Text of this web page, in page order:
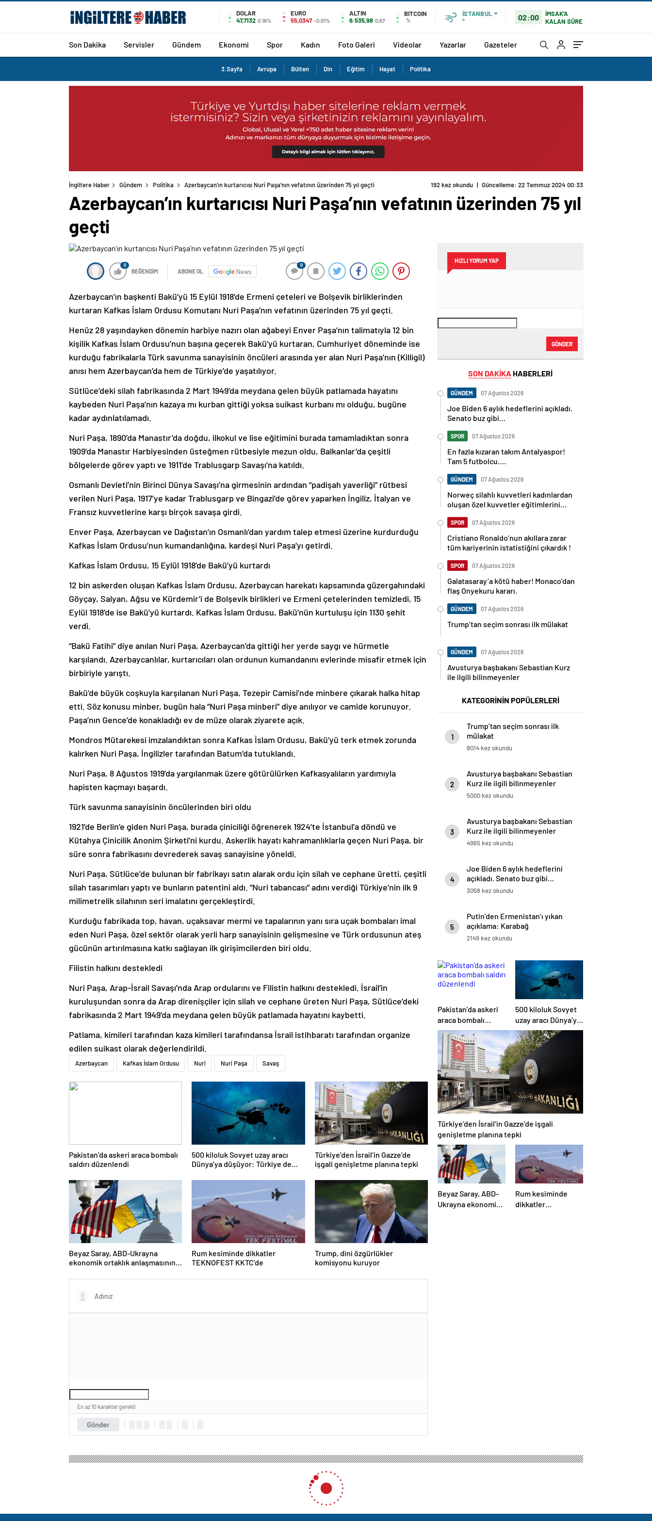
DOLAR
47,7132 0.16%
EURO
55,0347 -0.01%
ALTIN
6.535,98 0,67
BITCOIN
%
İSTANBUL
°
02:00
İMSAK'A
KALAN SÜRE
Son Dakika Servisler Gündem Ekonomi Spor Kadın Foto Galeri Videolar Yazarlar Gazeteler
3.Sayfa Avrupa Bülten Din Eğitim Hayat Politika
İngiltere Haber Gündem Politika Azerbaycan’ın kurtarıcısı Nuri Paşa’nın vefatının üzerinden 75 yıl geçti 192 kez okundu | Güncelleme: 22 Temmuz 2024 00:33
Azerbaycan’ın kurtarıcısı Nuri Paşa’nın vefatının üzerinden 75 yıl
geçti
0
BEĞENDİM ABONE OL News
0
Azerbaycan’ın başkenti Bakü’yü 15 Eylül 1918’de Ermeni çeteleri ve Bolşevik birliklerinden
kurtaran Kafkas İslam Ordusu Komutanı Nuri Paşa’nın vefatının üzerinden 75 yıl geçti.
Henüz 28 yaşındayken dönemin harbiye nazırı olan ağabeyi Enver Paşa’nın talimatıyla 12 bin
kişilik Kafkas İslam Ordusu’nun başına geçerek Bakü’yü kurtaran, Cumhuriyet döneminde ise
kurduğu fabrikalarla Türk savunma sanayisinin öncüleri arasında yer alan Nuri Paşa’nın (Killigil)
anısı hem Azerbaycan’da hem de Türkiye’de yaşatılıyor.
Sütlüce’deki silah fabrikasında 2 Mart 1949’da meydana gelen büyük patlamada hayatını
kaybeden Nuri Paşa’nın kazaya mı kurban gittiği yoksa suikast kurbanı mı olduğu, bugüne
kadar aydınlatılamadı.
Nuri Paşa, 1890’da Manastır’da doğdu, ilkokul ve lise eğitimini burada tamamladıktan sonra
1909’da Manastır Harbiyesinden üsteğmen rütbesiyle mezun oldu, Balkanlar’da çeşitli
bölgelerde görev yaptı ve 1911’de Trablusgarp Savaşı’na katıldı.
Osmanlı Devleti’nin Birinci Dünya Savaşı’na girmesinin ardından “padişah yaverliği” rütbesi
verilen Nuri Paşa, 1917’ye kadar Trablusgarp ve Bingazi’de görev yaparken İngiliz, İtalyan ve
Fransız kuvvetlerine karşı birçok savaşa girdi.
Enver Paşa, Azerbaycan ve Dağıstan’ın Osmanlı’dan yardım talep etmesi üzerine kurdurduğu
Kafkas İslam Ordusu’nun kumandanlığına, kardeşi Nuri Paşa’yı getirdi.
Kafkas İslam Ordusu, 15 Eylül 1918’de Bakü’yü kurtardı
12 bin askerden oluşan Kafkas İslam Ordusu, Azerbaycan harekatı kapsamında güzergahındaki
Göyçay, Salyan, Ağsu ve Kürdemir’i de Bolşevik birlikleri ve Ermeni çetelerinden temizledi, 15
Eylül 1918’de ise Bakü’yü kurtardı. Kafkas İslam Ordusu, Bakü’nün kurtuluşu için 1130 şehit
verdi.
“Bakü Fatihi” diye anılan Nuri Paşa, Azerbaycan’da gittiği her yerde saygı ve hürmetle
karşılandı. Azerbaycanlılar, kurtarıcıları olan ordunun kumandanını evlerinde misafir etmek için
birbiriyle yarıştı.
Bakü’de büyük coşkuyla karşılanan Nuri Paşa, Tezepir Camisi’nde minbere çıkarak halka hitap
etti. Söz konusu minber, bugün hala “Nuri Paşa minberi” diye anılıyor ve camide korunuyor.
Paşa’nın Gence’de konakladığı ev de müze olarak ziyarete açık.
Mondros Mütarekesi imzalandıktan sonra Kafkas İslam Ordusu, Bakü’yü terk etmek zorunda
kalırken Nuri Paşa, İngilizler tarafından Batum’da tutuklandı.
Nuri Paşa, 8 Ağustos 1919’da yargılanmak üzere götürülürken Kafkasyalıların yardımıyla
hapisten kaçmayı başardı.
Türk savunma sanayisinin öncülerinden biri oldu
1921’de Berlin’e giden Nuri Paşa, burada çiniciliği öğrenerek 1924’te İstanbul’a döndü ve
Kütahya Çinicilik Anonim Şirketi’ni kurdu. Askerlik hayatı kahramanlıklarla geçen Nuri Paşa, bir
süre sonra fabrikasını devrederek savaş sanayisine yöneldi.
Nuri Paşa, Sütlüce’de bulunan bir fabrikayı satın alarak ordu için silah ve cephane üretti, çeşitli
silah tasarımları yaptı ve bunların patentini aldı. “Nuri tabancası” adını verdiği Türkiye’nin ilk 9
milimetrelik silahının seri imalatını gerçekleştirdi.
Kurduğu fabrikada top, havan, uçaksavar mermi ve tapalarının yanı sıra uçak bombaları imal
eden Nuri Paşa, özel sektör olarak yerli harp sanayisinin gelişmesine ve Türk ordusunun ateş
gücünün artırılmasına katkı sağlayan ilk girişimcilerden biri oldu.
Filistin halkını destekledi
Nuri Paşa, Arap-İsrail Savaşı’nda Arap ordularını ve Filistin halkını destekledi. İsrail’in
kuruluşundan sonra da Arap direnişçiler için silah ve cephane üreten Nuri Paşa, Sütlüce’deki
fabrikasında 2 Mart 1949’da meydana gelen büyük patlamada hayatını kaybetti.
Patlama, kimileri tarafından kaza kimileri tarafındansa İsrail istihbaratı tarafından organize
edilen suikast olarak değerlendirildi.
Azerbaycan Kafkas İslam Ordusu Nuri Nuri Paşa Savaş
Pakistan’da askeri araca bombalı
saldırı düzenlendi
500 kiloluk Sovyet uzay aracı
Dünya’ya düşüyor: Türkiye de
Türkiye’den İsrail’in Gazze’de
işgali genişletme planına tepki
Beyaz Saray, ABD-Ukrayna
ekonomik ortaklık anlaşmasının
Rum kesiminde dikkatler
TEKNOFEST KKTC’de
Trump, dini özgürlükler
komisyonu kuruyor
Gönder
En az 10 karakter gerekli
HIZLI YORUM YAP
GÖNDER
SON DAKİKA HABERLERİ
GÜNDEM 07 Ağustos 2026
Joe Biden 6 aylık hedeflerini açıkladı.
Senato buz gibi…
SPOR 07 Ağustos 2026
En fazla kızaran takım Antalyaspor!
Tam 5 futbolcu….
GÜNDEM 07 Ağustos 2026
Norweç silahlı kuvvetleri kadınlardan
oluşan özel kuvvetler eğitimlerini
SPOR 07 Ağustos 2026
Cristiano Ronaldo’nun akıllara zarar
tüm kariyerinin istatistiğini çıkardık !
SPOR 07 Ağustos 2026
Galatasaray’a kötü haber! Monaco’dan
flaş Onyekuru kararı.
GÜNDEM 07 Ağustos 2026
Trump’tan seçim sonrası ilk mülakat
GÜNDEM 07 Ağustos 2026
Avusturya başbakanı Sebastian Kurz
ile ilgili bilinmeyenler
KATEGORİNİN POPÜLERLERİ
1
Trump’tan seçim sonrası ilk
mülakat
8014 kez okundu
2
Avusturya başbakanı Sebastian
Kurz ile ilgili bilinmeyenler
5000 kez okundu
3
Avusturya başbakanı Sebastian
Kurz ile ilgili bilinmeyenler
4965 kez okundu
4
Joe Biden 6 aylık hedeflerini
açıkladı. Senato buz gibi…
3058 kez okundu
5
Putin’den Ermenistan’ı yıkan
açıklama: Karabağ
Azerbaycan’ın ayrılmaz bir
2149 kez okundu
Pakistan’da askeri
araca bombalı
saldırı düzenlendi
500 kiloluk Sovyet
uzay aracı Dünya’ya
düşüyor: Türkiye de
risk altında
Türkiye’den İsrail’in Gazze’de işgali
genişletme planına tepki
Beyaz Saray, ABD-
Ukrayna ekonomik
Rum kesiminde
dikkatler